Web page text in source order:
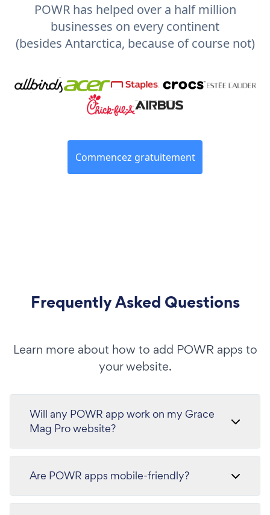
POWR has helped over a half million
businesses on every continent
(besides Antarctica, because of course not)
Commencez gratuitement
Frequently Asked Questions
Learn more about how to add POWR apps to
your website.
Will any POWR app work on my Grace
Mag Pro website?
Are POWR apps mobile-friendly?